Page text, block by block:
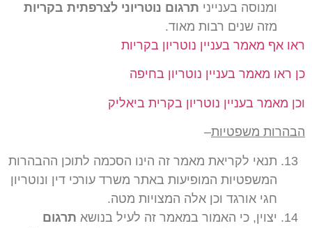
ומנוסה בענייני תרגום נוטריוני לצרפתית בקריות
מזה שנים רבות מאוד.
ראו אף מאמר בעניין נוטריון בקריות
כן ראו מאמר בעניין נוטריון בחיפה
וכן מאמר בעניין נוטריון בקרית ביאליק
הבהרות משפטיות–
תנאי לקריאת מאמר זה הינו הסכמה לתוכן ההבהרות
המשפטיות המופיעות באתר משרד עורכי דין ונוטריון
חגי אורגד וכן אלה המצויות מטה.
יצוין, כי האמור במאמר זה לעיל בנושא תרגום